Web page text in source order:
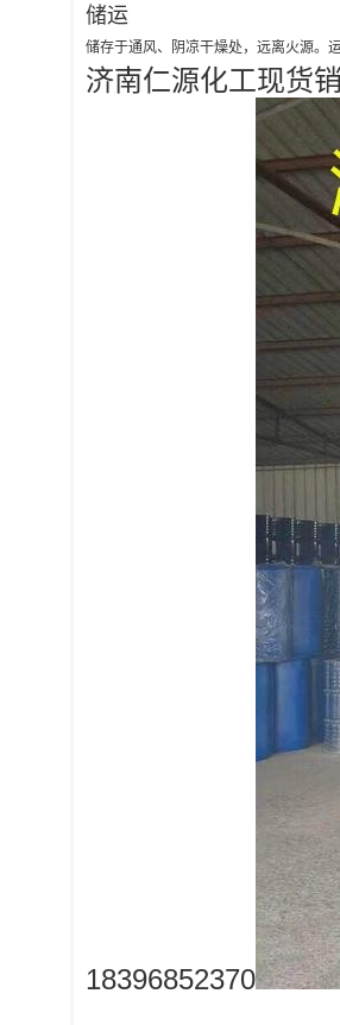
储运
储存于通风、阴凉干燥处，远离火源。
济南仁源化工现货
18396852370